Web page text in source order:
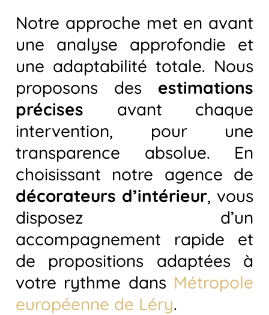
Notre approche met en avant
une analyse approfondie et
une adaptabilité totale. Nous
proposons des estimations
précises avant chaque
intervention, pour une
transparence absolue. En
choisissant notre agence de
décorateurs d’intérieur, vous
disposez d’un
accompagnement rapide et
de propositions adaptées à
votre rythme dans Métropole
européenne de Léry.